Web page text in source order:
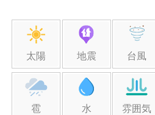
太陽 地震 台風
雹 水 雰囲気